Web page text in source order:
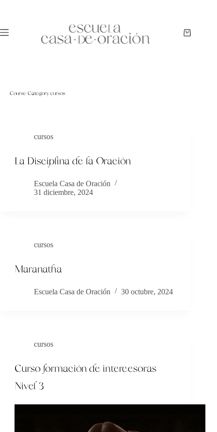
Course Categorycursos
cursos
La Disciplina de la Oración
Escuela Casa de Oración
31 diciembre, 2024
cursos
Maranatha
Escuela Casa de Oración 30 octubre, 2024
cursos
Curso formación de intercesoras
Nivel 3